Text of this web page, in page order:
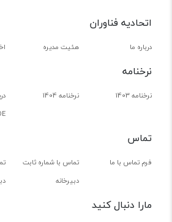
اتحادیه فناوران
درباره ما هئیت مدیره
نرخنامه
نرخنامه 1403 نرخنامه 1404
تماس
فرم تماس با ما
تماس با شماره ثابت
دبیرخانه
مارا دنبال کنید